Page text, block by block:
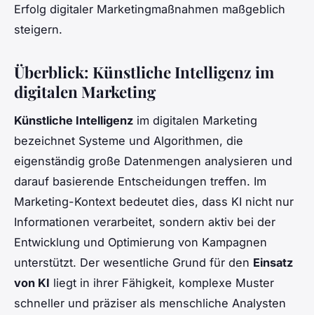
Erfolg digitaler Marketingmaßnahmen maßgeblich
steigern.
Überblick: Künstliche Intelligenz im
digitalen Marketing
Künstliche Intelligenz im digitalen Marketing
bezeichnet Systeme und Algorithmen, die
eigenständig große Datenmengen analysieren und
darauf basierende Entscheidungen treffen. Im
Marketing-Kontext bedeutet dies, dass KI nicht nur
Informationen verarbeitet, sondern aktiv bei der
Entwicklung und Optimierung von Kampagnen
unterstützt. Der wesentliche Grund für den Einsatz
von KI liegt in ihrer Fähigkeit, komplexe Muster
schneller und präziser als menschliche Analysten